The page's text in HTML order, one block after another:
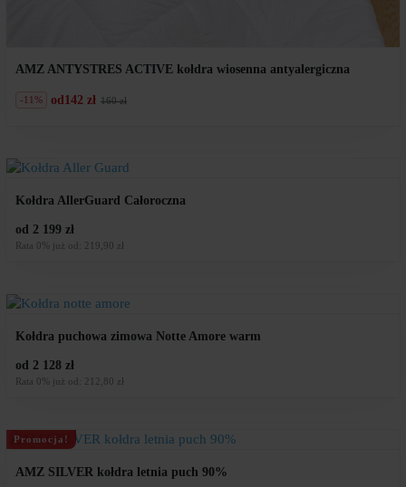
AMZ ANTYSTRES ACTIVE kołdra wiosenna antyalergiczna
od 160 zł
Pierwotna
zł.
142 zł
Aktualna
zł.
-11%
Kołdra AllerGuard Całoroczna
od 2 199 zł
Rata 0% już od: 219,90 zł
Kołdra puchowa zimowa Notte Amore warm
od 2 128 zł
Rata 0% już od: 212,80 zł
Promocja!
AMZ SILVER kołdra letnia puch 90%